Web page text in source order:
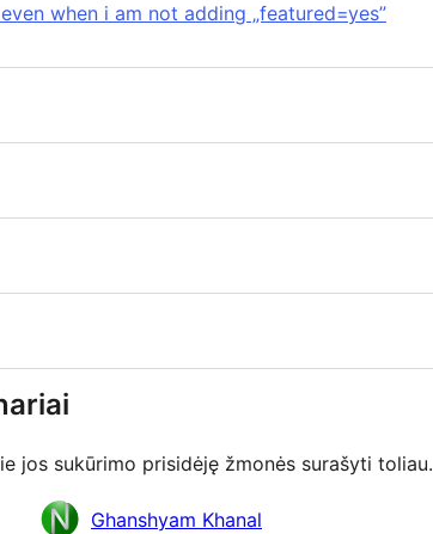
when i am not adding „featured=yes”
jos sukūrimo prisidėję žmonės surašyti toliau.
Ghanshyam Khanal